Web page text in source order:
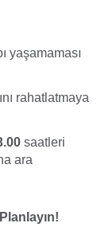
yaşamaması
rahatlatmaya
saatleri
ara